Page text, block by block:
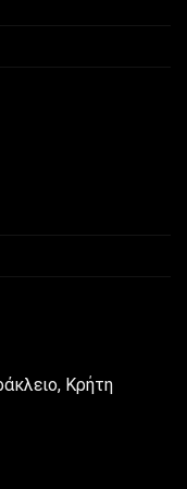
Κρήτη